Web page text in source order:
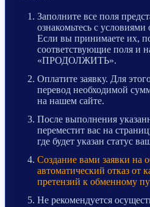
Заполните все поля
ознакомьтесь с условиями
Если вы принимаете их,
соответствующие поля и
«ПРОДОЛЖИТЬ».
Оплатите заявку. Для
перевод необходимой
на нашем сайте.
После выполнения
переместит вас на
где будет указан статус
Создание вами заявки на
автоматический отказ от
претензий к обменному
Не рекомендуется